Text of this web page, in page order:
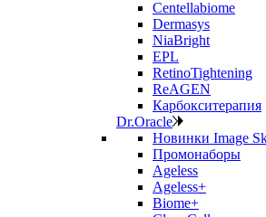
Centellabiome
Dermasys
NiaBright
EPL
RetinoTightening
ReAGEN
Карбокситерапия
Dr.Oracle
Новинки Image
Промонаборы
Ageless
Ageless+
Biome+